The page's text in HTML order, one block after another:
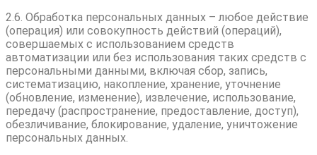
2.6. Обработка персональных данных – любое действие
(операция) или совокупность действий (операций),
совершаемых с использованием средств
автоматизации или без использования таких средств с
персональными данными, включая сбор, запись,
систематизацию, накопление, хранение, уточнение
(обновление, изменение), извлечение, использование,
передачу (распространение, предоставление, доступ),
обезличивание, блокирование, удаление, уничтожение
персональных данных.